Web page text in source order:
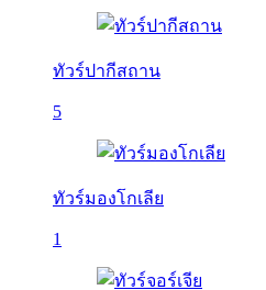
ทัวร์ปากีสถาน
5
ทัวร์มองโกเลีย
1